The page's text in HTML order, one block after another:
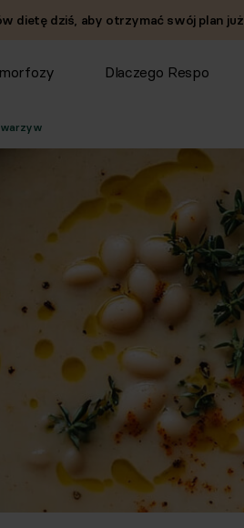
dietę dziś, aby otrzymać swój plan już
Dlaczego Respo
warzyw